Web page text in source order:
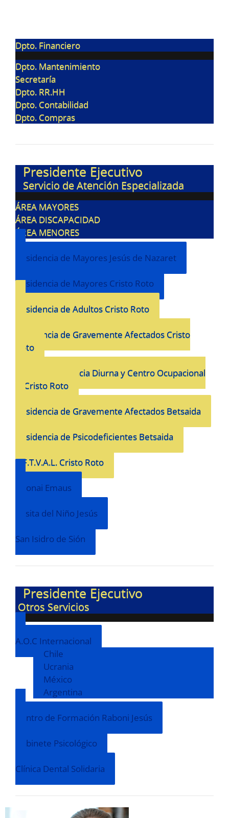
Dpto. Financiero
Dpto. Mantenimiento
Secretaría
Dpto. RR.HH
Dpto. Contabilidad
Dpto. Compras
Presidente Ejecutivo
Servicio de Atención Especializada
ÁREA MAYORES
ÁREA DISCAPACIDAD
ÁREA MENORES
Residencia de Mayores Jesús de Nazaret
Residencia de Mayores Cristo Roto
Residencia de Adultos Cristo Roto
Residencia de Gravemente Afectados Cristo
Roto
Unidad de Estancia Diurna y Centro Ocupacional
El Cristo Roto
Residencia de Gravemente Afectados Betsaida
Residencia de Psicodeficientes Betsaida
P.F.T.V.A.L. Cristo Roto
Adonai Emaus
Casita del Niño Jesús
San Isidro de Sión
Presidente Ejecutivo
Otros Servicios
A.O.C Internacional
Chile
Ucrania
México
Argentina
Centro de Formación Raboni Jesús
Gabinete Psicológico
Clínica Dental Solidaria